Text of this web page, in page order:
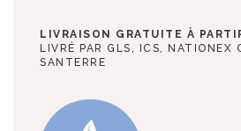
LIVRAISON GRATUITE À
LIVRÉ PAR GLS, ICS, NATIONEX
SANTERRE